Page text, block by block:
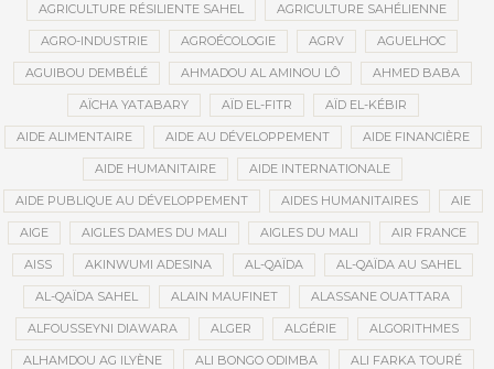
AGRICULTURE RÉSILIENTE SAHEL AGRICULTURE SAHÉLIENNE
AGRO-INDUSTRIE AGROÉCOLOGIE AGRV AGUELHOC
AGUIBOU DEMBÉLÉ AHMADOU AL AMINOU LÔ AHMED BABA
AÏCHA YATABARY AÏD EL-FITR AÏD EL-KÉBIR
AIDE ALIMENTAIRE AIDE AU DÉVELOPPEMENT AIDE FINANCIÈRE
AIDE HUMANITAIRE AIDE INTERNATIONALE
AIDE PUBLIQUE AU DÉVELOPPEMENT AIDES HUMANITAIRES AIE
AIGE AIGLES DAMES DU MALI AIGLES DU MALI AIR FRANCE
AISS AKINWUMI ADESINA AL-QAÏDA AL-QAÏDA AU SAHEL
AL-QAÏDA SAHEL ALAIN MAUFINET ALASSANE OUATTARA
ALFOUSSEYNI DIAWARA ALGER ALGÉRIE ALGORITHMES
ALHAMDOU AG ILYÈNE ALI BONGO ODIMBA ALI FARKA TOURÉ